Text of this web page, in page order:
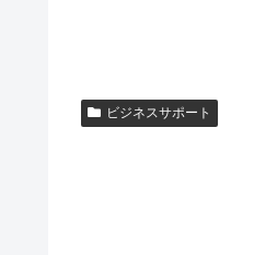
ビジネスサポート